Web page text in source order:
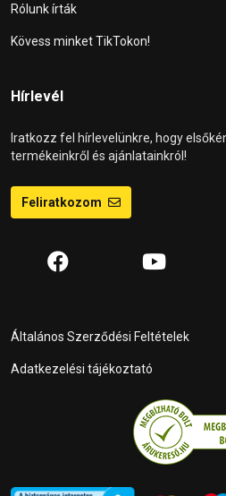
Rólunk írták
Kövess minket TikTokon!
Hírlevél
Iratkozz fel hírlevelünkre, hogy
termékeinkről és ajánlatainkról!
Feliratkozom
Általános Szerződési Feltételek
Adatkezelési tájékoztató